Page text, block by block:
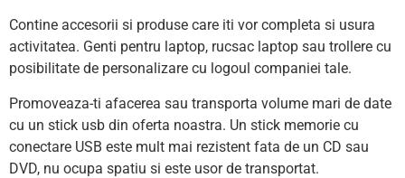
Contine accesorii si produse care iti vor completa si usura
activitatea. Genti pentru laptop, rucsac laptop sau trollere cu
posibilitate de personalizare cu logoul companiei tale.
Promoveaza-ti afacerea sau transporta volume mari de date
cu un stick usb din oferta noastra. Un stick memorie cu
conectare USB este mult mai rezistent fata de un CD sau
DVD, nu ocupa spatiu si este usor de transportat.